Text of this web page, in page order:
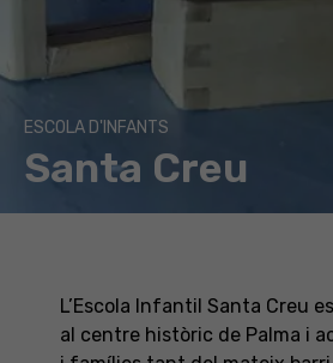
ESCOLA D'INFANTS
Santa Creu
L’Escola Infantil Santa Creu
al centre històric de Palma i